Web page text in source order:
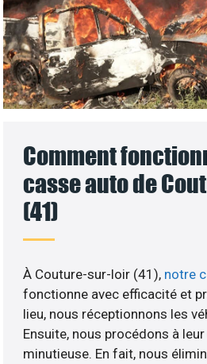
Comment
casse auto de
(41)
À Couture-sur-loir (41), notre
fonctionne avec efficacité et
lieu, nous réceptionnons les
Ensuite, nous procédons à
minutieuse. En fait, nous